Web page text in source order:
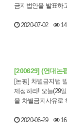
금지법안을 발표하
2020-07-02
[200629] (연대논
[논평] 차별금지법
제정하라! 오늘(29일), 성별, 장애, 나이, 언어, 성적 지향, 성별 정체성 등
을 차별금지사유로
2020-06-29